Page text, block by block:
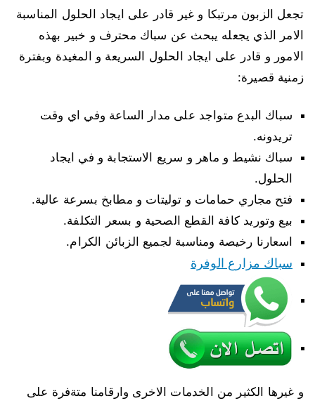
تجعل الزبون مرتبكا و غير قادر على ايجاد الحلول المناسبة
الامر الذي يجعله يبحث عن سباك محترف و خبير بهذه
الامور و قادر على ايجاد الحلول السريعة و المغيدة وبفترة
زمنية قصيرة:
سباك البدع متواجد على مدار الساعة وفي اي وقت
تريدونه.
سباك نشيط و ماهر و سريع الاستجابة و في ايجاد
الحلول.
فتح مجاري حمامات و توليتات و مطابخ بسرعة عالية.
بيع وتوريد كافة القطع الصحية و بسعر التكلفة.
اسعارنا رخيصة ومناسبة لجميع الزبائن الكرام.
سباك مزارع الوفرة
و غيرها الكثير من الخدمات الاخرى وارقامنا متةفرة على